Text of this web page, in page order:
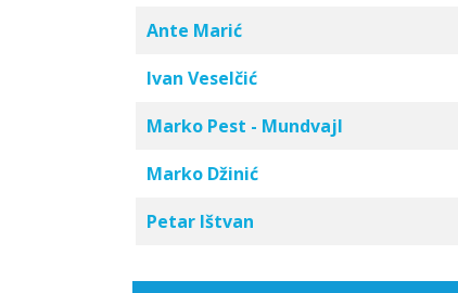
Ante Marić
Ivan Veselčić
Marko Pest - Mundvajl
Marko Džinić
Petar Ištvan